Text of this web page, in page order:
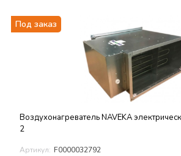
Под заказ
Воздухонагреватель NAVEKA
2
Артикул: F0000032792